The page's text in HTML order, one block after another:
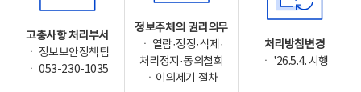
고충사항 처리부서
ㆍ 정보보안정책팀
ㆍ 053-230-1035
정보주체의 권리의무
ㆍ 열람·정정·삭제·
처리정지·동의철회
ㆍ이의제기 절차
처리방침변경
ㆍ '26.5.4. 시행